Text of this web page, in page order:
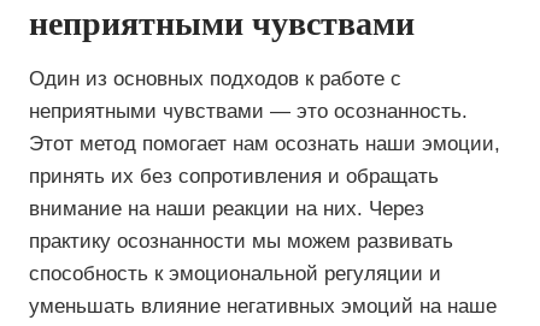
неприятными чувствами
Один из основных подходов к работе с
неприятными чувствами — это осознанность.
Этот метод помогает нам осознать наши эмоции,
принять их без сопротивления и обращать
внимание на наши реакции на них. Через
практику осознанности мы можем развивать
способность к эмоциональной регуляции и
уменьшать влияние негативных эмоций на наше